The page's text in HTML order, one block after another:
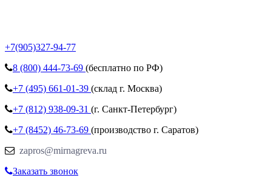
+7(905)327-94-77
8 (800) 444-73-69 (бесплатно по РФ)
+7 (495) 661-01-39 (склад г. Москва)
+7 (812) 938-09-31 (г. Санкт-Петербург)
+7 (8452) 46-73-69 (производство г. Саратов)
zapros@mirnagreva.ru
Заказать звонок